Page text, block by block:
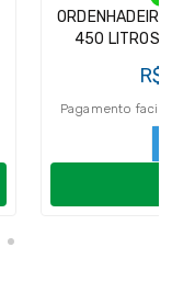
450 LITROS
Pagamento